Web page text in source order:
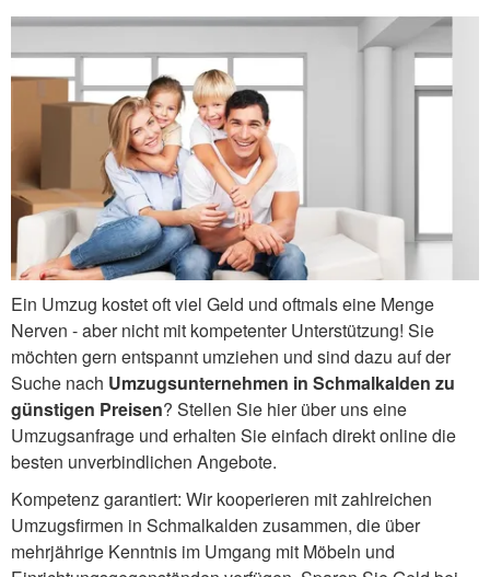
Ein Umzug kostet oft viel Geld und oftmals eine Menge
Nerven - aber nicht mit kompetenter Unterstützung! Sie
möchten gern entspannt umziehen und sind dazu auf der
Suche nach Umzugsunternehmen in Schmalkalden zu
günstigen Preisen? Stellen Sie hier über uns eine
Umzugsanfrage und erhalten Sie einfach direkt online die
besten unverbindlichen Angebote.
Kompetenz garantiert: Wir kooperieren mit zahlreichen
Umzugsfirmen in Schmalkalden zusammen, die über
mehrjährige Kenntnis im Umgang mit Möbeln und